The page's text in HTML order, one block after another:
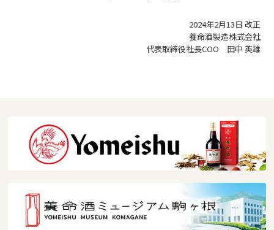
2024年2月13日 改正
養命酒製造株式会社
代表取締役社長COO 田中 英雄